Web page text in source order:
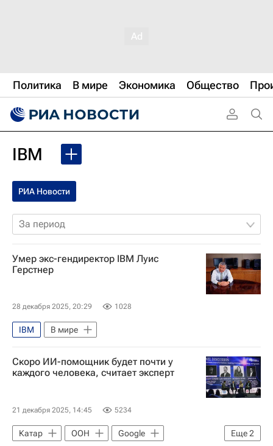
Политика В мире Экономика Общество
IBM
РИА Новости
За период
Умер экс-гендиректор IBM Луис
Герстнер
28 декабря 2025, 20:29 1028
IBM В мире
Скоро ИИ-помощник будет почти у
каждого человека, считает эксперт
21 декабря 2025, 14:45 5234
Еще2
Катар ООН
Google